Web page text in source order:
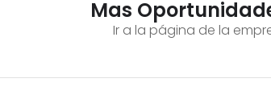
Mas
Ir a la página de la